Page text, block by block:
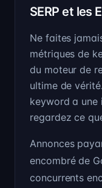
SERP et les
Ne faites
métriques de
du moteur de
ultime de
keyword a une
regardez ce
Annonces
encombré de
concurrents